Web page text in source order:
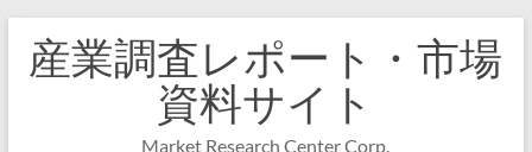
産業調査レポート・市場
資料サイト
Market Research Center Corp.